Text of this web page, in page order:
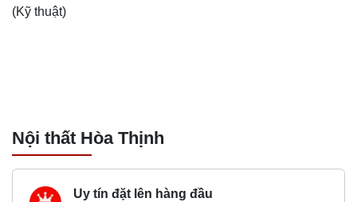
(Kỹ thuật)
Nội thất Hòa Thịnh
Uy tín đặt lên hàng đầu